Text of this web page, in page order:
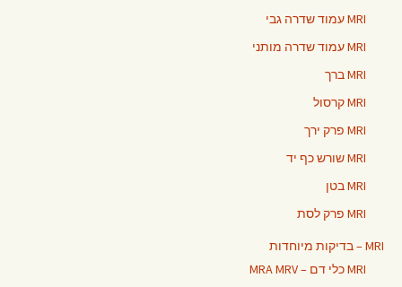
MRI עמוד שדרה גבי
MRI עמוד שדרה מותני
MRI ברך
MRI קרסול
MRI פרק ירך
MRI שורש כף יד
MRI בטן
MRI פרק לסת
MRI – בדיקות מיוחדות
MRI כלי דם – MRA MRV